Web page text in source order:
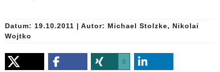
Datum: 19.10.2011 | Autor: Michael Stolzke, Nikolai
Wojtko
0